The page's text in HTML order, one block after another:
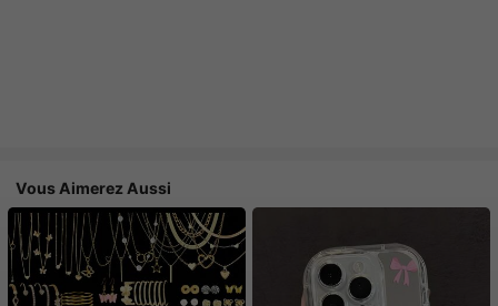
Vous Aimerez Aussi